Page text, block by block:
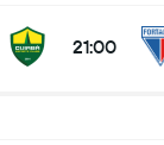
21:00